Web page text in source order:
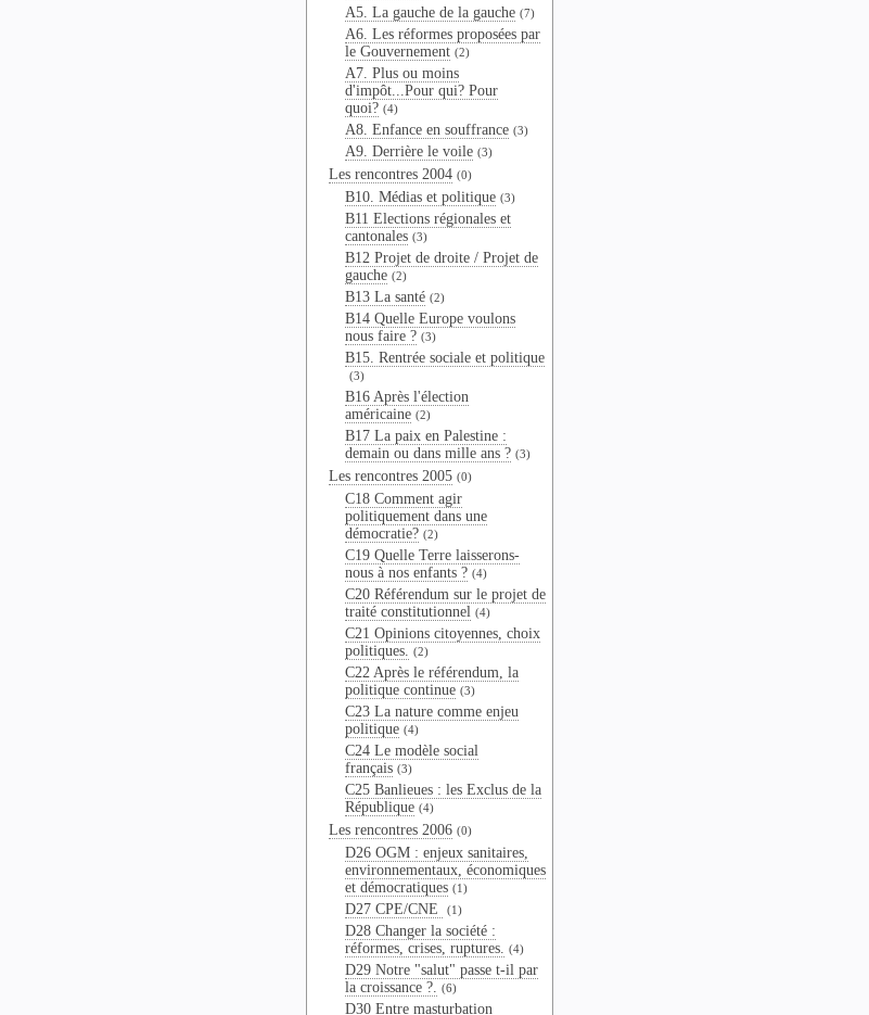
A5. La gauche de la gauche (7)
A6. Les réformes proposées par
le Gouvernement (2)
A7. Plus ou moins
d'impôt...Pour qui? Pour
quoi? (4)
A8. Enfance en souffrance (3)
A9. Derrière le voile (3)
Les rencontres 2004 (0)
B10. Médias et politique (3)
B11 Elections régionales et
cantonales (3)
B12 Projet de droite / Projet de
gauche (2)
B13 La santé (2)
B14 Quelle Europe voulons
nous faire ? (3)
B15. Rentrée sociale et politique
(3)
B16 Après l'élection
américaine (2)
B17 La paix en Palestine :
demain ou dans mille ans ? (3)
Les rencontres 2005 (0)
C18 Comment agir
politiquement dans une
démocratie? (2)
C19 Quelle Terre laisserons-
nous à nos enfants ? (4)
C20 Référendum sur le projet de
traité constitutionnel (4)
C21 Opinions citoyennes, choix
politiques. (2)
C22 Après le référendum, la
politique continue (3)
C23 La nature comme enjeu
politique (4)
C24 Le modèle social
français (3)
C25 Banlieues : les Exclus de la
République (4)
Les rencontres 2006 (0)
D26 OGM : enjeux sanitaires,
environnementaux, économiques
et démocratiques (1)
D27 CPE/CNE (1)
D28 Changer la société :
réformes, crises, ruptures. (4)
D29 Notre "salut" passe t-il par
la croissance ?. (6)
D30 Entre masturbation